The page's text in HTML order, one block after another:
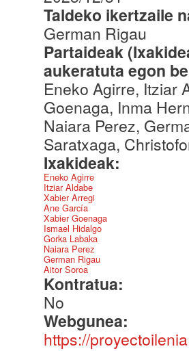
Taldeko ikertzaile
German Rigau
Partaideak
aukeratuta egon
Eneko Agirre, Itziar
Goenaga, Inma
Naiara Perez,
Saratxaga,
Ixakideak:
Eneko Agirre
Itziar Aldabe
Xabier Arregi
Ane García
Xabier Goenaga
Ismael Hidalgo
Gorka Labaka
Naiara Perez
German Rigau
Aitor Soroa
Kontratua:
No
Webgunea:
https://